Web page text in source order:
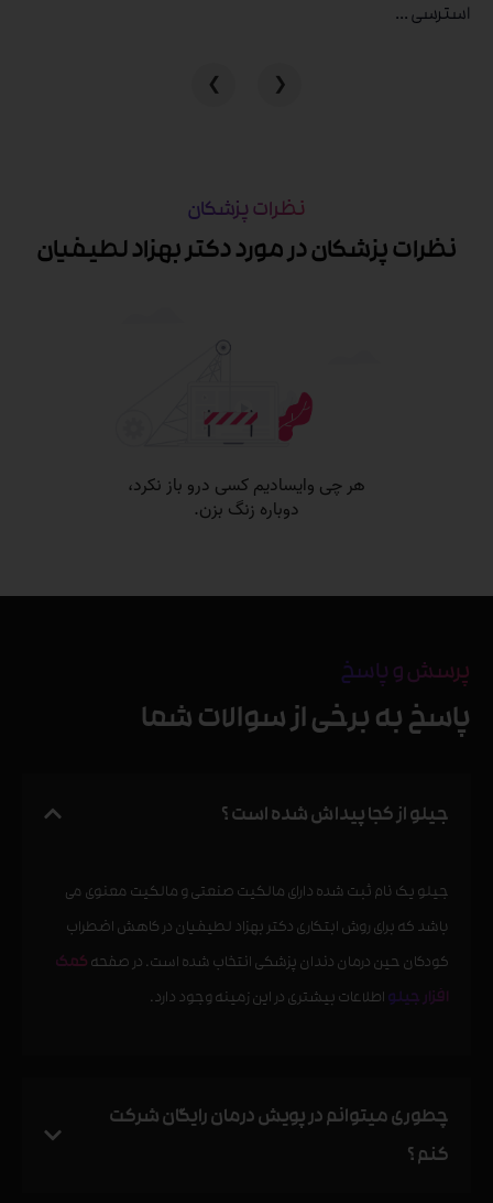
استرسی ...
❮
❯
نظرات پزشکان
نظرات پزشکان در مورد دکتر بهزاد لطیفیان
پرسش و پاسخ
پاسخ به برخی از سوالات شما
جیلو از کجا پیداش شده است ؟
جیلو یک نام ثبت شده دارای مالکیت صنعتی و مالکیت معنوی می
باشد که برای روش ابتکاری دکتر بهزاد لطیفیان در کاهش اضطراب
کودکان حین درمان دندان پزشکی انتخاب شده است. در صفحه کمک
افزار جیلو اطلاعات بیشتری در این زمینه وجود دارد.
چطوری میتوانم در پویش درمان رایگان شرکت
کنم ؟